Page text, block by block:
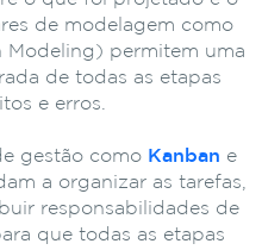
de modelagem como
permitem uma
de todas as etapas
e erros.
gestão como Kanban e
a organizar as tarefas,
responsabilidades de
que todas as etapas